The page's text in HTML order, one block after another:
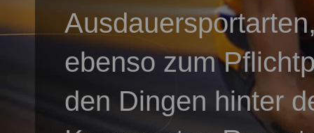
ebenso zum
den Dingen hinter